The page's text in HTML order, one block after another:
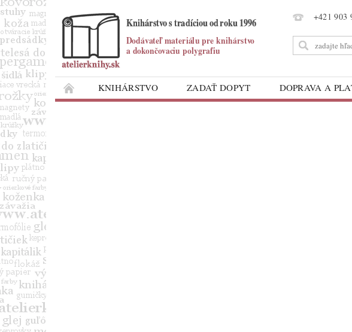
+421 903
KNIHÁRSTVO ZADAŤ DOPYT DOPRAVA A